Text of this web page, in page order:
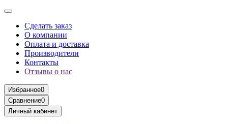
Сделать заказ
О компании
Оплата и доставка
Производители
Контакты
Отзывы о нас
Избранное0
Сравнение0
Личный кабинет